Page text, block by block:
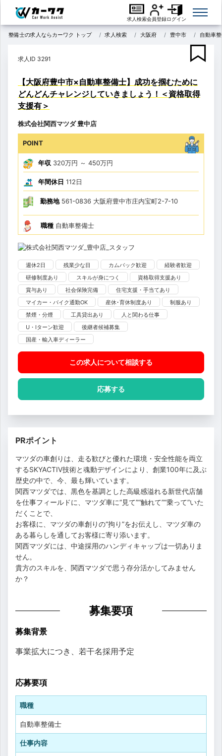
求人検索会員登録ログイン
整備士の求人ならカーワク トップ 求人検索 大阪府 豊中市 自動車
求人ID 3291
【大阪府豊中市×自動車整備士】成功を掴むために
どんどんチャレンジしていきましょう！＜資格取得
支援有＞
株式会社関西マツダ 豊中店
POINT
年収 320万円 ～ 450万円
年間休日 112日
勤務地561-0836 大阪府豊中市庄内宝町2-7-10
職種 自動車整備士
週休2日 残業少な目 カムバック歓迎
経験者歓迎
研修制度あり
スキルが身につく
資格取得支援あり
賞与あり
社会保険完備
住宅支援・手当てあり
マイカー・バイク通勤OK
産休･育休制度あり
制服あり
禁煙・分煙
工具貸出あり
人と関わる仕事
U・Iターン歓迎
後継者候補募集
国産・輸入車ディーラー
この求人について相談する
応募する
PRポイント
マツダの車創りは、走る歓びと優れた環境・安全性能を両立
するSKYACTIV技術と魂動デザインにより、創業100年に及ぶ
歴史の中で、今、最も輝いています。
関西マツダでは、黒色を基調とした高級感溢れる新世代店舗
を仕事フィールドに、マツダ車に“見て”“触れて”“乗って”いた
だくことで、
お客様に、マツダの車創りの“拘り”をお伝えし、マツダ車の
ある暮らしを通してお客様に寄り添います。
関西マツダには、中途採用のハンディキャップは一切ありま
せん。
貴方のスキルを、関西マツダで思う存分活かしてみません
か？
募集要項
募集背景
事業拡大につき、若干名採用予定
応募要項
職種
自動車整備士
仕事内容